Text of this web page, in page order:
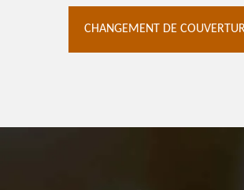
CHANGEMENT DE